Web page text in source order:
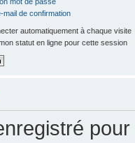
mail de confirmation
automatiquement à chaque visite
statut en ligne pour cette session